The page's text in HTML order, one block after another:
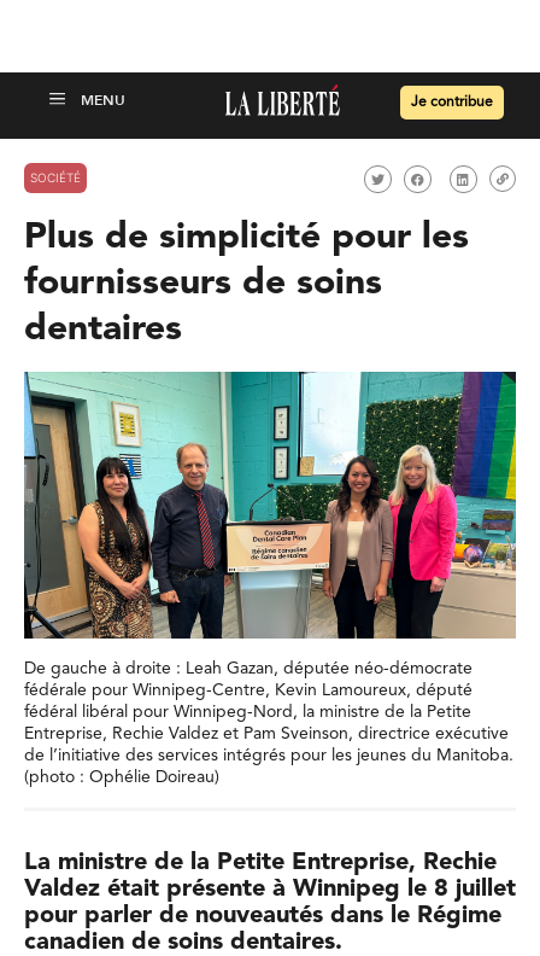
Je contribue
SOCIÉTÉ
Plus de simplicité pour les
fournisseurs de soins
dentaires
De gauche à droite : Leah Gazan, députée néo-démocrate
fédérale pour Winnipeg-Centre, Kevin Lamoureux, député
fédéral libéral pour Winnipeg-Nord, la ministre de la Petite
Entreprise, Rechie Valdez et Pam Sveinson, directrice exécutive
de l’initiative des services intégrés pour les jeunes du Manitoba.
(photo : Ophélie Doireau)
La ministre de la Petite Entreprise, Rechie
Valdez était présente à Winnipeg le 8 juillet
pour parler de nouveautés dans le Régime
canadien de soins dentaires.